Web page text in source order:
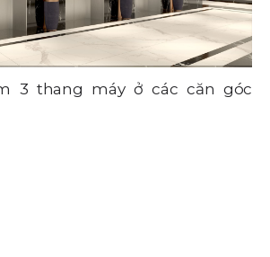
3 thang máy ở các căn góc